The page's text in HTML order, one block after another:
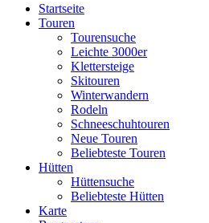
Startseite
Touren
Tourensuche
Leichte 3000er
Klettersteige
Skitouren
Winterwandern
Rodeln
Schneeschuhtouren
Neue Touren
Beliebteste Touren
Hütten
Hüttensuche
Beliebteste Hütten
Karte